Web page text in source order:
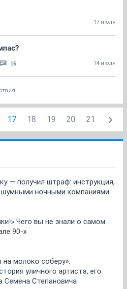
17 июля
16 14 июля
17 18 19 20 21
— получил штраф: инструкция,
шумными ночными компаниями
Чего вы не знали о самом
90-х
молоко соберу»:
уличного артиста, его
Семена Степановича